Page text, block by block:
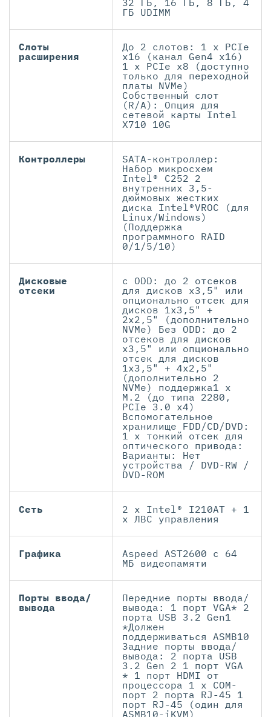
32 ГБ, 16 ГБ, 8 ГБ, 4
ГБ UDIMM
Слоты
расширения
До 2 слотов: 1 x PCIe
x16 (канал Gen4 x16)
1 x PCIe x8 (доступно
только для переходной
платы NVMe)
Собственный слот
(R/A): Опция для
сетевой карты Intel
X710 10G
Контроллеры
SATA-контроллер:
Набор микросхем
Intel® C252 2
внутренних 3,5-
дюймовых жестких
диска Intel®VROC (для
Linux/Windows)
(Поддержка
программного RAID
0/1/5/10)
Дисковые
отсеки
с ODD: до 2 отсеков
для дисков x3,5" или
опционально отсек для
дисков 1x3,5" +
2x2,5" (дополнительно
NVMe) Без ODD: до 2
отсеков для дисков
x3,5" или опционально
отсек для дисков
1x3,5" + 4x2,5"
(дополнительно 2
NVMe) поддержка1 x
M.2 (до типа 2280,
PCIe 3.0 x4)
Вспомогательное
хранилище FDD/CD/DVD:
1 х тонкий отсек для
оптического привода:
Варианты: Нет
устройства / DVD-RW /
DVD-ROM
Сеть
2 x Intel® I210AT + 1
x ЛВС управления
Графика
Aspeed AST2600 с 64
МБ видеопамяти
Порты ввода/
вывода
Передние порты ввода/
вывода: 1 порт VGA* 2
порта USB 3.2 Gen1
*Должен
поддерживаться ASMB10
Задние порты ввода/
вывода: 2 порта USB
3.2 Gen 2 1 порт VGA
* 1 порт HDMI от
процессора 1 х COM-
порт 2 порта RJ-45 1
порт RJ-45 (один для
ASMB10-iKVM)